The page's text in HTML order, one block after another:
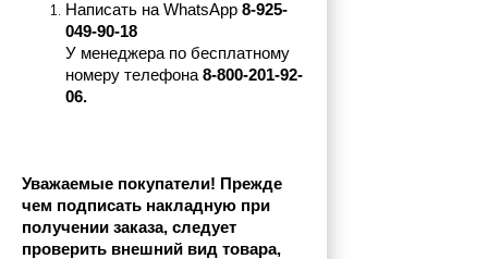
Написать на WhatsApp 8-925-
049-90-18
У менеджера по бесплатному
номеру телефона 8-800-201-92-
06.
Уважаемые покупатели! Прежде
чем подписать накладную при
получении заказа, следует
проверить внешний вид товара,